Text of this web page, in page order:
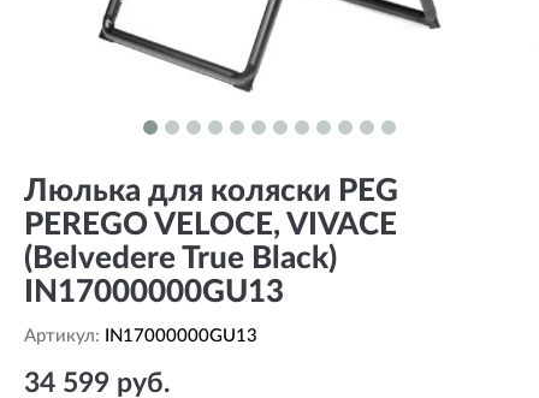
Люлька для коляски PEG
PEREGO VELOCE, VIVACE
(Belvedere True Black)
IN17000000GU13
Артикул: IN17000000GU13
34 599 руб.